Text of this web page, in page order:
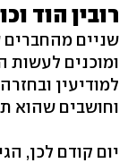
רובין הוד
שניים
ומוכנים לעשות
למודיעין
וחושבים שהוא